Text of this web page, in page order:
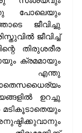
പോലെയും
ജീവിച്ചു
ജീവിച്ച്
തിരുശരീര
ക്രമമായും
താന്‍ എന്തു
ഉറച്ചു
മടികൂടാതെയും